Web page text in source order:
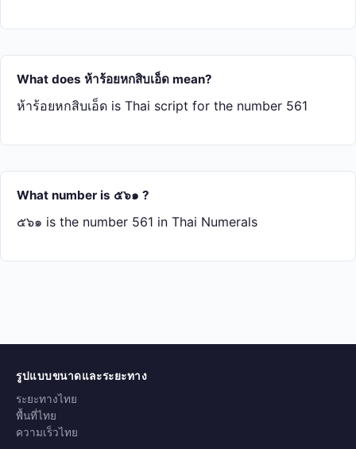
What does ห้า​ร้อย​หก​สิบ​เอ็ด mean?
ห้า​ร้อย​หก​สิบ​เอ็ด is Thai script for the number 561
What number is ๕๖๑ ?
๕๖๑ is the number 561 in Thai Numerals
รูปแบบขนาดและระยะทาง
ระยะทางไทย
พื้นที่ไทย
ความเร็วไทย